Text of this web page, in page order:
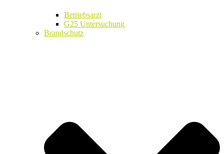
Betriebsarzt
G25 Untersuchung
Brandschutz